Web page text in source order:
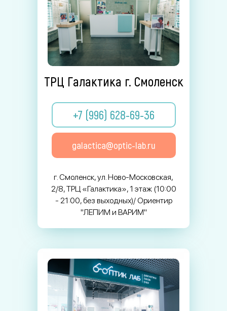
+7 (996) 628-69-36
galactica@optic-lab.ru
ТРЦ Галактика г. Смоленск
г. Смоленск, ул. Ново-Московская,
2/8, ТРЦ «Галактика», 1 этаж (10:00
- 21:00, без выходных)/ Ориентир
"ЛЕПИМ и ВАРИМ"